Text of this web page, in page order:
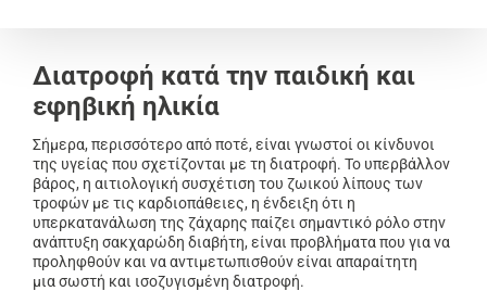
Διατροφή κατά την παιδική και
εφηβική ηλικία
Σήμερα, περισσότερο από ποτέ, είναι γνωστοί οι κίνδυνοι
της υγείας που σχετίζονται με τη διατροφή. Το υπερβάλλον
βάρος, η αιτιολογική συσχέτιση του ζωικού λίπους των
τροφών με τις καρδιοπάθειες, η ένδειξη ότι η
υπερκατανάλωση της ζάχαρης παίζει σημαντικό ρόλο στην
ανάπτυξη σακχαρώδη διαβήτη, είναι προβλήματα που για να
προληφθούν και να αντιμετωπισθούν είναι απαραίτητη
μια σωστή και ισοζυγισμένη διατροφή.